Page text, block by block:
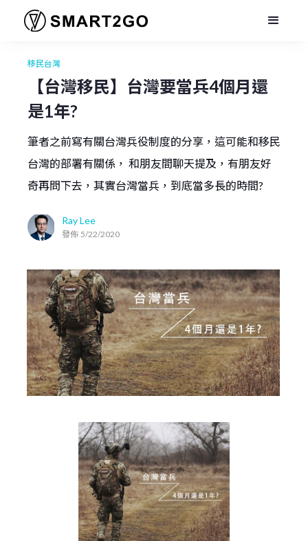
移民台灣
【台灣移民】台灣要當兵4個月還
是1年?
筆者之前寫有關台灣兵役制度的分享，這可能和移民
台灣的部署有關係， 和朋友間聊天提及，有朋友好
奇再問下去，其實台灣當兵，到底當多長的時間?
Ray Lee
發佈 5/22/2020